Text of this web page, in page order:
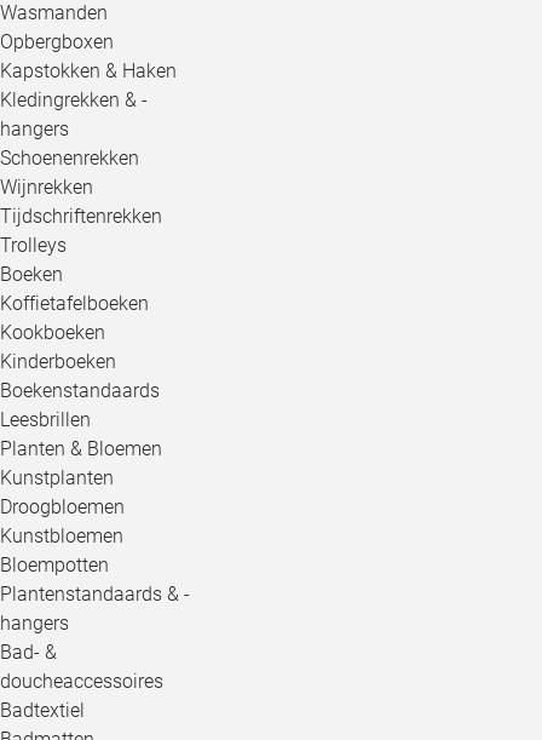
Wasmanden
Opbergboxen
Kapstokken & Haken
Kledingrekken & -
hangers
Schoenenrekken
Wijnrekken
Tijdschriftenrekken
Trolleys
Boeken
Koffietafelboeken
Kookboeken
Kinderboeken
Boekenstandaards
Leesbrillen
Planten & Bloemen
Kunstplanten
Droogbloemen
Kunstbloemen
Bloempotten
Plantenstandaards & -
hangers
Bad- &
doucheaccessoires
Badtextiel